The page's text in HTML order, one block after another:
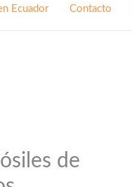
Ecuador Contacto
de